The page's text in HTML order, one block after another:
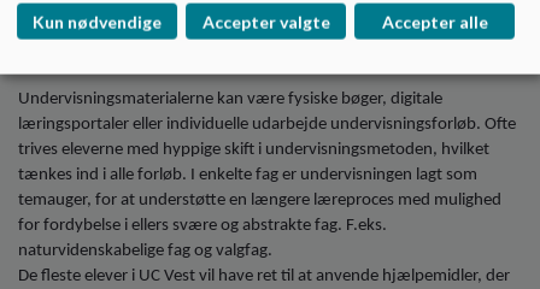
Onsdag 8.00 - 14.45
Torsdag 8.00 - 14.45
Undervisningsmaterialerne kan være fysiske bøger, digitale
læringsportaler eller individuelle udarbejde undervisningsforløb. Ofte
trives eleverne med hyppige skift i undervisningsmetoden, hvilket
tænkes ind i alle forløb. I enkelte fag er undervisningen lagt som
temauger, for at understøtte en længere læreproces med mulighed
for fordybelse i ellers svære og abstrakte fag. F.eks.
naturvidenskabelige fag og valgfag.
De fleste elever i UC Vest vil have ret til at anvende hjælpemidler, der
Kun nødvendige Accepter valgte Accepter alle